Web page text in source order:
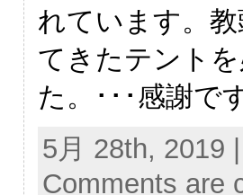
れています。
てきたテント
た。･･･感謝で
5月 28th, 2019
Comments are